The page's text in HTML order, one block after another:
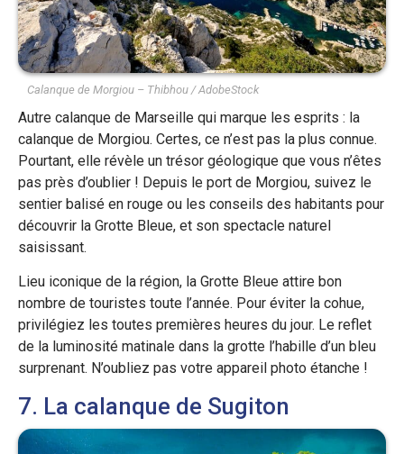
Calanque de Morgiou – Thibhou / AdobeStock
Autre calanque de Marseille qui marque les esprits : la
calanque de Morgiou. Certes, ce n’est pas la plus connue.
Pourtant, elle révèle un trésor géologique que vous n’êtes
pas près d’oublier ! Depuis le port de Morgiou, suivez le
sentier balisé en rouge ou les conseils des habitants pour
découvrir la Grotte Bleue, et son spectacle naturel
saisissant.
Lieu iconique de la région, la Grotte Bleue attire bon
nombre de touristes toute l’année. Pour éviter la cohue,
privilégiez les toutes premières heures du jour. Le reflet
de la luminosité matinale dans la grotte l’habille d’un bleu
surprenant. N’oubliez pas votre appareil photo étanche !
7. La calanque de Sugiton